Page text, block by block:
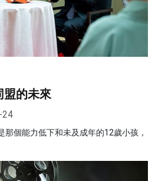
盟的未來
24
個能力低下和未及成年的12歲小孩，